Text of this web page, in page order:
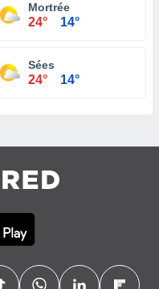
Mortrée
24° 14°
Sées
24° 14°